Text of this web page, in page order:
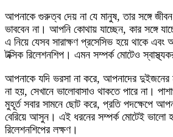
আপনাকে গুরুত্ব দেয় না যে মানুষ, তার সঙ্গে
ভাববেন না। আপনি কোথায় যাচ্ছেন, কার সঙ্গে
এ নিয়ে যেসব সারাক্ষণ প্রসেসিভ হয়ে থাকে এবং
টক্সিক রিলেশনশিপ। এমন সম্পর্ক মোটেও
আপনাকে যদি ভরসা না করে, আপনাদের দুইজনের
না হয়, সেখানে ভালোবাসাও থাকতে পারে না।
মুহূর্ত সবার সামনে ছোট করে, প্রতি পদক্ষেপে
বেরিয়ে আসুন। এই ধরনের সম্পর্ক মোটেই ভালো
রিলেশনশিপের লক্ষণ।